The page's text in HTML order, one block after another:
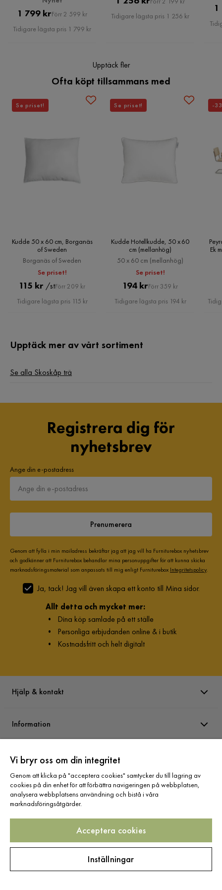
Pris
1 799 krOriginal
Pris
Förr 2 599 kr
Tidigare lägsta pris 1 799 kr
Pris
Tidigare lägsta pris 1 256 kr
1
Upptäck fler
Ofta köpt tillsammans med
Kudde 50 x 60 cm, Borganäs
of Sweden
Borganäs of Sweden
Se priset!
Pris
115 kr /stOriginal
Pris
Förr 209 kr
Tidigare lägsta pris 115 kr
Se priset!
Kudde Hotellkudde, 50 x 60
cm (mellanhög)
50 x 60 cm (mellanhög)
Se priset!
Pris
194 krOriginal
Pris
Förr 359 kr
Tidigare lägsta pris 194 kr
Se priset!
Ek
-
Upptäck mer av vårt sortiment
Se alla Skoskåp trä
Registrera dig för
nyhetsbrev
Ange din e-postadress
Prenumerera
Genom att fylla i min mailadress bekräftar jag att jag vill ha Furniturebox nyhetsbrev
och godkänner att Furniturebox behandlar mina personuppgifter för att kunna skicka
marknadsföringsmaterial som anpassats till mig enligt Furniturebox Integritetspolicy.
Ja, tack! Jag vill även skapa ett konto till Mina sidor.
Allt detta och mycket mer:
• Dina köp samlade på ett ställe
• Personliga erbjudanden online & i butik
• Kostnadsfritt och helt digitalt
Hjälp & kontakt
Information
Varumärken
Sortiment
Följ oss
Vi bryr oss om din integritet
Genom att klicka på "acceptera cookies" samtycker du till lagring av
cookies på din enhet för att förbättra navigeringen på webbplatsen,
analysera webbplatsens användning och bistå i våra
marknadsföringsåtgärder.
Acceptera cookies
Inställningar